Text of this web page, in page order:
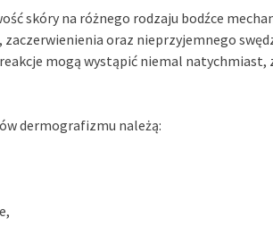
skóry na różnego rodzaju bodźce
oraz nieprzyjemnego
mogą wystąpić niemal natychmiast,
dermografizmu należą: